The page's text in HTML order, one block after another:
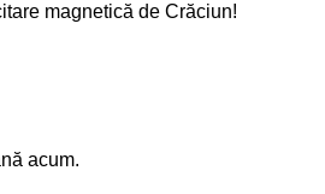
magnetică de Crăciun!
acum.